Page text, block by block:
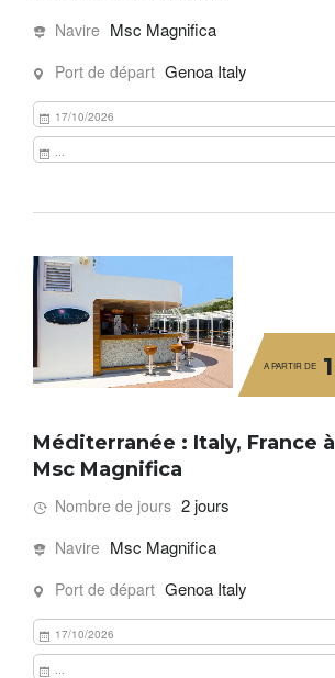
Navire Msc Magnifica
Port de départ Genoa Italy
17/10/2026
...
A PARTIR DE
Méditerranée : Italy, France
Msc Magnifica
Nombre de jours 2 jours
Navire Msc Magnifica
Port de départ Genoa Italy
17/10/2026
...